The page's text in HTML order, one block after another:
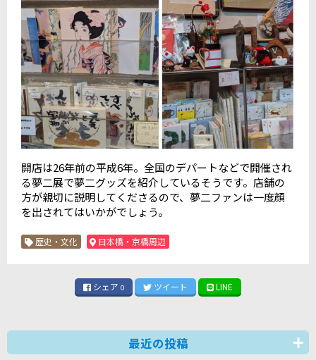
開店は26年前の平成6年。全国のデパートなどで開催され
る夢二展で夢二グッズを紹介しているそうです。店舗の
方が親切に説明してくださるので、夢二ファンは一度顔
を出されてはいかがでしょう。
歴史・文化 日本橋・京橋周辺
シェア 0 ツイート LINE
最近の投稿